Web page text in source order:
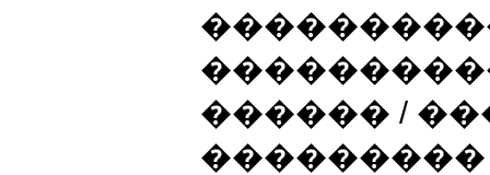
������ /
���������